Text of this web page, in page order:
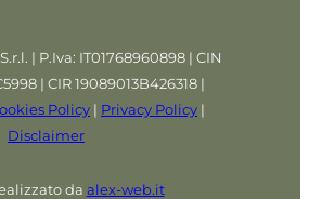
| P.Iva: IT01768960898 | CIN
| CIR 19089013B426318 |
Policy | Privacy Policy |
Disclaimer
da alex-web.it